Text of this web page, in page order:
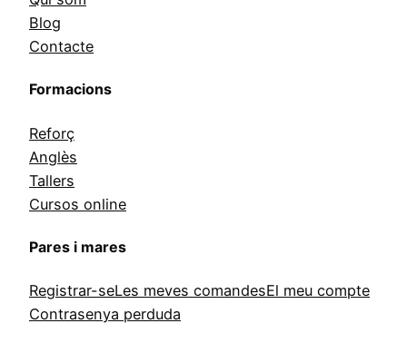
Blog
Contacte
Formacions
Reforç
Anglès
Tallers
Cursos online
Pares i mares
Registrar-seLes meves comandesEl meu compte
Contrasenya perduda